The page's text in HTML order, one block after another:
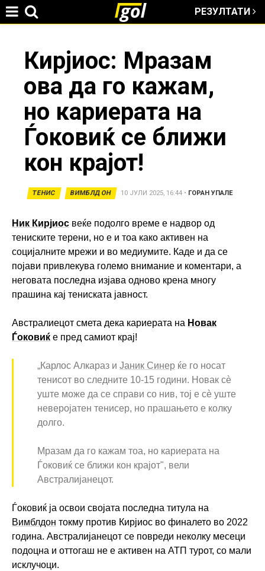
РЕЗУЛТАТИ
here
Кирјиос: Мразам
ова да го кажам,
но кариерата на
Ѓоковиќ се ближи
кон крајот!
ТЕНИС ВИМБЛДОН 10 ЈУЛИ 2025, 16:44• ГОРАН УПАЛЕ
Ник Кирјиос веќе подолго време е надвор од
тениските терени, но е и тоа како активен на
социјалните мрежи и во медиумите. Каде и да се
појави привлекува големо внимание и коментари, а
неговата последна изјава одново крена многу
прашина кај тениската јавност.
Австралиецот смета дека кариерата на Новак
Ѓоковиќ е пред самиот крај!
„Карлос Алкараз и Јаник Синер ќе го носат
тенисот во следните 10-15 години. Новак сè
уште може да се справи со нив, тој е сè уште
неверојатен тенисер, но прашањето е колку
долго.
Мразам да го кажам тоа, но кариерата на
Ѓоковиќ се ближи кон крајот", вели
Австралијанецот.
Ѓоковиќ ја освои својата последна титула на
Вимблдон токму против Кирјиос во финалето во 2022
година. Австралијанецот се повреди неколку месеци
подоцна и оттогаш не е активен на АТП турот, со мали
исклучоци.